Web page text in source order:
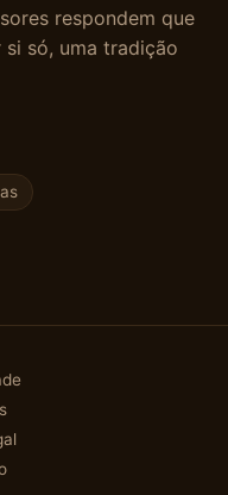
respondem que
só, uma tradição